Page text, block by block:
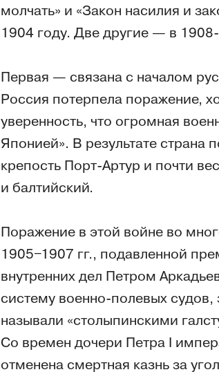
молчать» и «Закон насилия и
1904 году. Две другие — в
Первая — связана с началом
Россия потерпела поражение,
уверенность, что огромная
Японией». В результате страна
крепость Порт-Артур и почти
и балтийский.
Поражение в этой войне во
1905‒1907 гг., подавленной
внутренних дел Петром
систему военно-полевых
называли «столыпинскими
Со времен дочери Петра I
отменена смертная казнь за